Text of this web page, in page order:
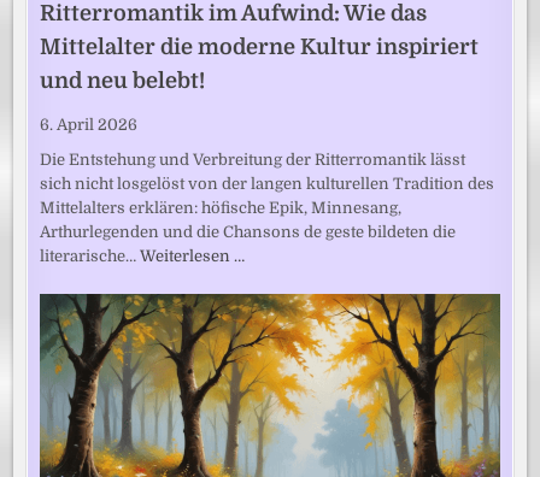
Ritterromantik im Aufwind: Wie das
Mittelalter die moderne Kultur inspiriert
und neu belebt!
6. April 2026
Die Entstehung und Verbreitung der Ritterromantik lässt
sich nicht losgelöst von der langen kulturellen Tradition des
Mittelalters erklären: höfische Epik, Minnesang,
Arthurlegenden und die Chansons de geste bildeten die
literarische…Weiterlesen …